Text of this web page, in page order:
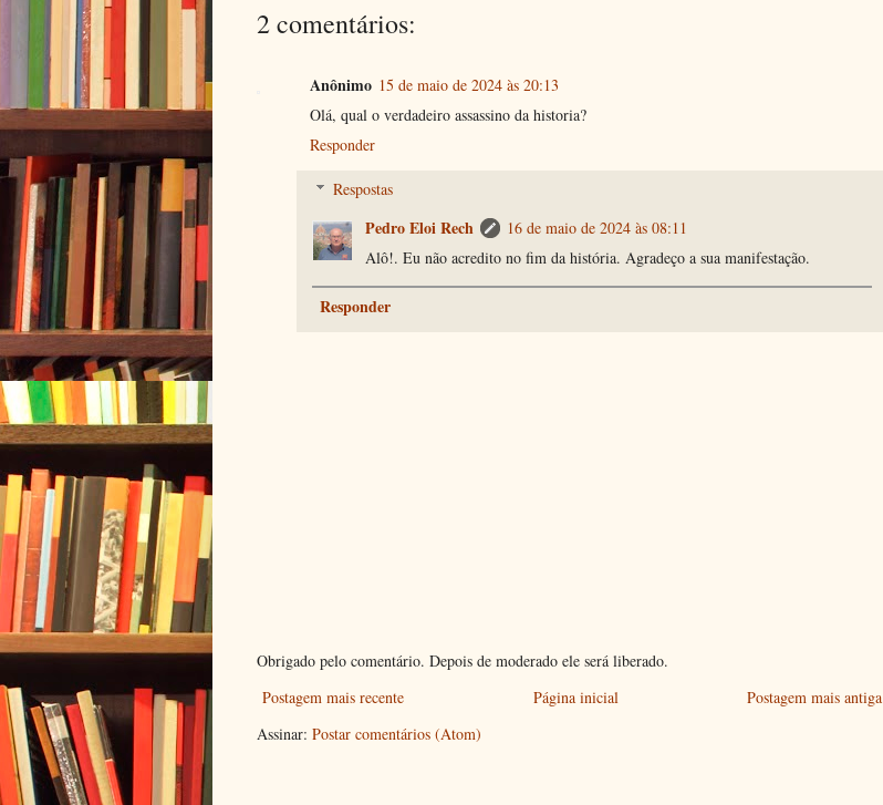
2 comentários:
Anônimo 15 de maio de 2024 às 20:13
Olá, qual o verdadeiro assassino da historia?
Responder
Respostas
Pedro Eloi Rech
16 de maio de 2024 às 08:11
Alô!. Eu não acredito no fim da história. Agradeço a sua manifestação.
Responder
Obrigado pelo comentário. Depois de moderado ele será liberado.
Postagem mais recente
Postagem mais antiga
Página inicial
Assinar: Postar comentários (Atom)